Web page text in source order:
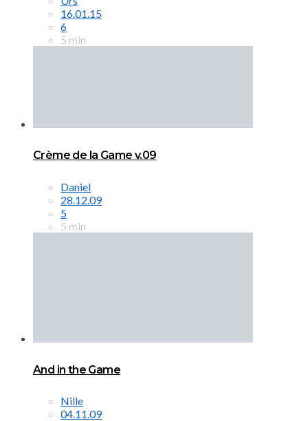
16.01.15
6
5 min
Crème de la Game v.09
Daniel
28.12.09
5
5 min
And in the Game
Nille
04.11.09